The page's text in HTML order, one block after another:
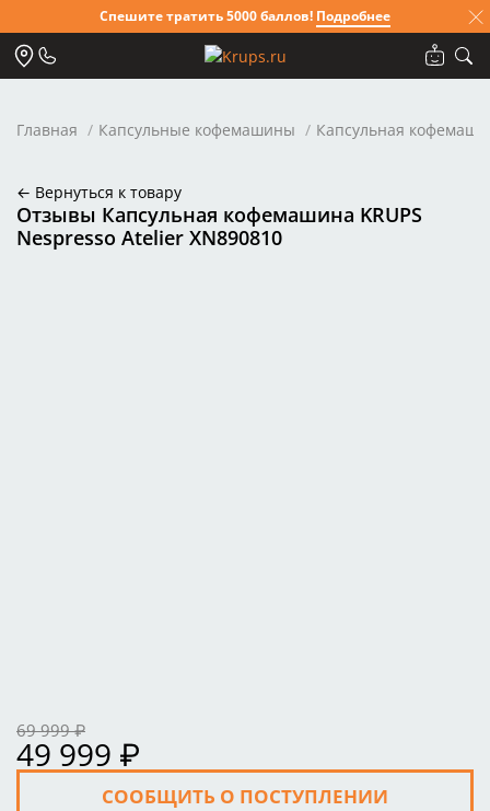
Спешите тратить 5000 баллов! Подробнее
Главная Капсульные кофемашины Капсульная
← Вернуться к товару
Отзывы Капсульная кофемашина KRUPS
Nespresso Atelier XN890810
69 999 ₽
49 999 ₽
СООБЩИТЬ О ПОСТУПЛЕНИИ